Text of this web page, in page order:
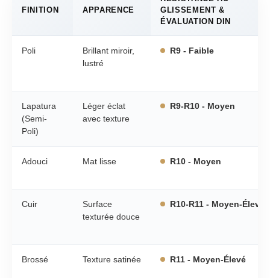
FINITION APPARENCE
GLISSEMENT &
ÉVALUATION DIN
Poli
Brillant miroir,
lustré
R9 - Faible
Lapatura
(Semi-
Poli)
Léger éclat
avec texture
R9-R10 - Moyen
Adouci Mat lisse R10 - Moyen
Cuir
Surface
texturée douce
R10-R11 - Moyen-Élevé
Brossé Texture satinée R11 - Moyen-Élevé